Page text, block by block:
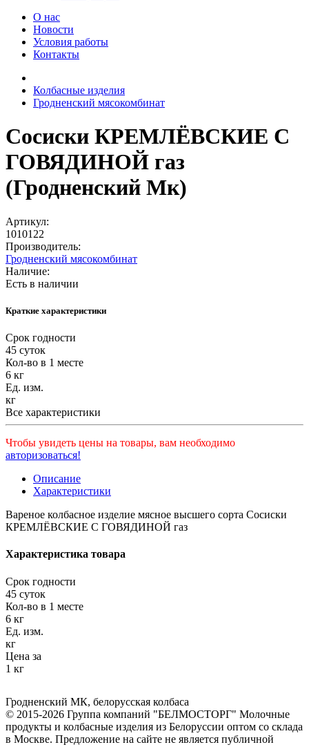
О нас
Новости
Условия работы
Контакты
Колбасные изделия
Гродненский мясокомбинат
Сосиски КРЕМЛЁВСКИЕ С
ГОВЯДИНОЙ газ
(Гродненский Мк)
Артикул:
1010122
Производитель:
Гродненский мясокомбинат
Наличие:
Есть в наличии
Краткие характеристики
Срок годности
45 суток
Кол-во в 1 месте
6 кг
Ед. изм.
кг
Все характеристики
Чтобы увидеть цены на товары, вам необходимо
авторизоваться!
Описание
Характеристики
Вареное колбасное изделие мясное высшего сорта Сосиски
КРЕМЛЁВСКИЕ С ГОВЯДИНОЙ газ
Характеристика товара
Срок годности
45 суток
Кол-во в 1 месте
6 кг
Ед. изм.
кг
Цена за
1 кг
Гродненский МК, белорусская колбаса
© 2015-2026 Группа компаний "БЕЛМОСТОРГ" Молочные
продукты и колбасные изделия из Белоруссии оптом со склада
в Москве. Предложение на сайте не является публичной